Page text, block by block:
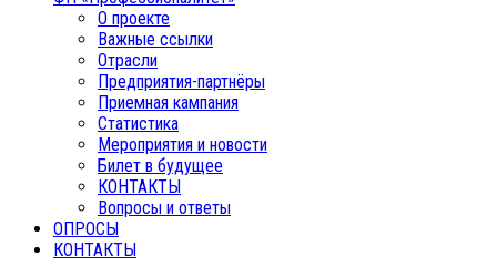
О проекте
Важные ссылки
Отрасли
Предприятия-партнёры
Приемная кампания
Статистика
Мероприятия и новости
Билет в будущее
КОНТАКТЫ
Вопросы и ответы
ОПРОСЫ
КОНТАКТЫ